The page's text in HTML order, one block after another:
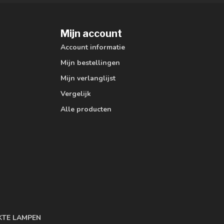
LAMPEN
Mijn account
Account informatie
Mijn bestellingen
Mijn verlanglijst
Vergelijk
Alle producten